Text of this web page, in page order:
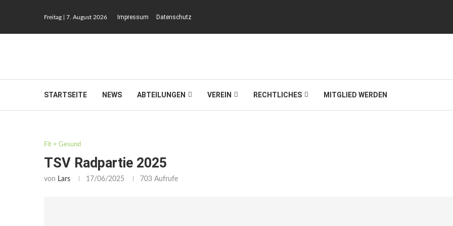
Freitag | 7. August 2026 Impressum Datenschutz
STARTSEITE NEWS ABTEILUNGEN VEREIN RECHTLICHES MITGLIED WERDEN
Fit + Gesund
TSV Radpartie 2025
von Lars 17/06/2025 703 Aufrufe